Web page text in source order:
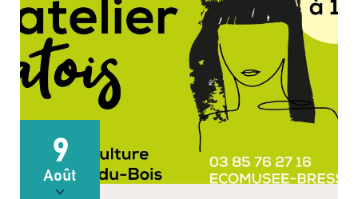
9
Août